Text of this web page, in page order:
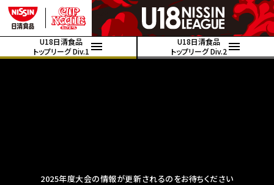
U18日清食品
トップリーグ Div.1
U18日清食品
トップリーグ Div.2
2025年度大会の情報が更新されるのをお待ちください